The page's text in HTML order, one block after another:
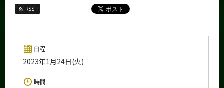
RSS
日程
2023年1月24日(火)
時間
入学案内
Admissions
生命理工学系 News
News